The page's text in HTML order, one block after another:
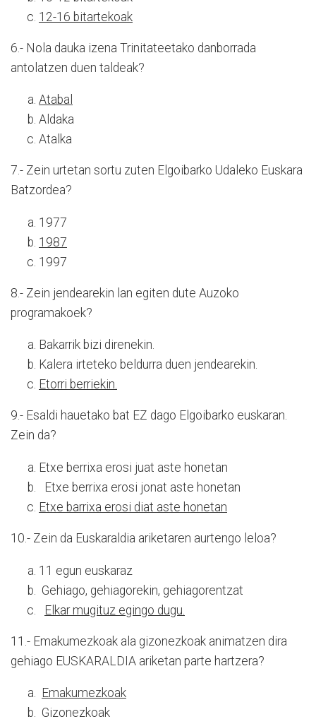
12-16 bitartekoak
6.- Nola dauka izena Trinitateetako danborrada
antolatzen duen taldeak?
Atabal
Aldaka
Atalka
7.- Zein urtetan sortu zuten Elgoibarko Udaleko Euskara
Batzordea?
1977
1987
1997
8.- Zein jendearekin lan egiten dute Auzoko
programakoek?
Bakarrik bizi direnekin.
Kalera irteteko beldurra duen jendearekin.
Etorri berriekin.
9.- Esaldi hauetako bat EZ dago Elgoibarko euskaran.
Zein da?
Etxe berrixa erosi juat aste honetan
Etxe berrixa erosi jonat aste honetan
Etxe barrixa erosi diat aste honetan
10.- Zein da Euskaraldia ariketaren aurtengo leloa?
11 egun euskaraz
Gehiago, gehiagorekin, gehiagorentzat
Elkar mugituz egingo dugu.
11.- Emakumezkoak ala gizonezkoak animatzen dira
gehiago EUSKARALDIA ariketan parte hartzera?
Emakumezkoak
Gizonezkoak